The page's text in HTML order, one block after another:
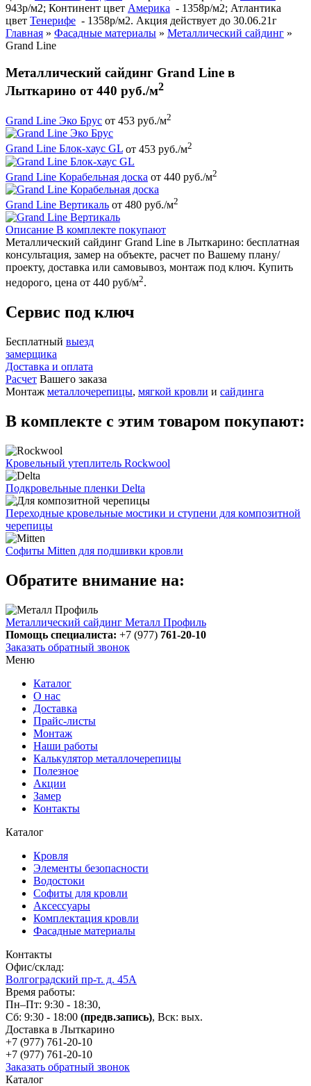
943р/м2; Континент цвет Америка - 1358р/м2; Атлантика
цвет Тенерифе - 1358р/м2. Акция действует до 30.06.21г
Главная » Фасадные материалы » Металлический сайдинг »
Grand Line
Металлический сайдинг Grand Line в
Лыткарино от 440 руб./м2
Grand Line Эко Брус от 453 руб./м2
Grand Line Блок-хаус GL от 453 руб./м2
Grand Line Корабельная доска от 440 руб./м2
Grand Line Вертикаль от 480 руб./м2
Описание В комплекте покупают
Металлический сайдинг Grand Line в Лыткарино: бесплатная
консультация, замер на объекте, расчет по Вашему плану/
проекту, доставка или самовывоз, монтаж под ключ. Купить
недорого, цена от 440 руб/м2.
Сервис под ключ
Бесплатный выезд
замерщика
Доставка и оплата
Расчет Вашего заказа
Монтаж металлочерепицы, мягкой кровли и сайдинга
В комплекте с этим товаром покупают:
Кровельный утеплитель Rockwool
Подкровельные пленки Delta
Переходные кровельные мостики и ступени для композитной
черепицы
Софиты Mitten для подшивки кровли
Обратите внимание на:
Металлический сайдинг Металл Профиль
Помощь специалиста: +7 (977) 761-20-10
Заказать обратный звонок
Меню
Каталог
О нас
Доставка
Прайс-листы
Монтаж
Наши работы
Калькулятор металлочерепицы
Полезное
Акции
Замер
Контакты
Каталог
Кровля
Элементы безопасности
Водостоки
Софиты для кровли
Аксессуары
Комплектация кровли
Фасадные материалы
Контакты
Офис/склад:
Волгоградский пр-т. д. 45А
Время работы:
Пн–Пт: 9:30 - 18:30,
Сб: 9:30 - 18:00 (предв.запись), Вск: вых.
Доставка в Лыткарино
+7 (977) 761-20-10
+7 (977) 761-20-10
Заказать обратный звонок
Каталог